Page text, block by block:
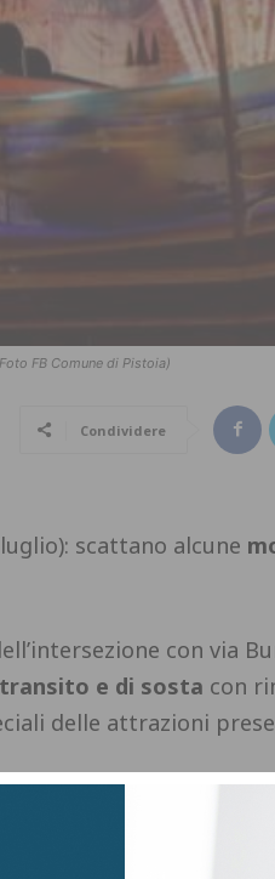
FB Comune di Pistoia)
Condividere
scattano alcune
con via
e di sosta con
delle attrazioni
le due rotatorie tra via